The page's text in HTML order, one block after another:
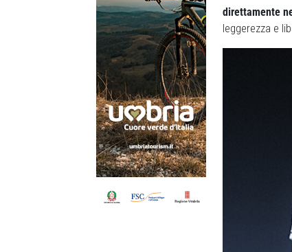
direttamente
leggerezza e